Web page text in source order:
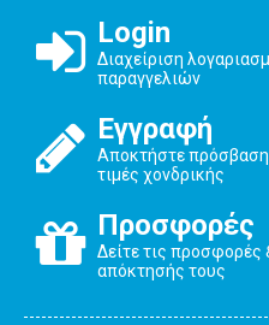
Login
Διαχείριση
παραγγελιών
Εγγραφή
Αποκτήστε πρόσβαση
τιμές χονδρικής
Προσφορές
Δείτε τις προσφορές
απόκτησής τους